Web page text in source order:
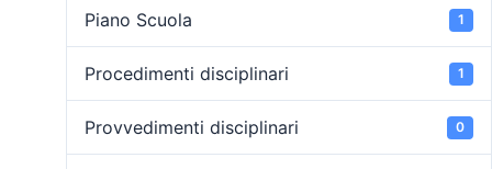
Piano Scuola 1
Procedimenti disciplinari 1
Provvedimenti disciplinari 0